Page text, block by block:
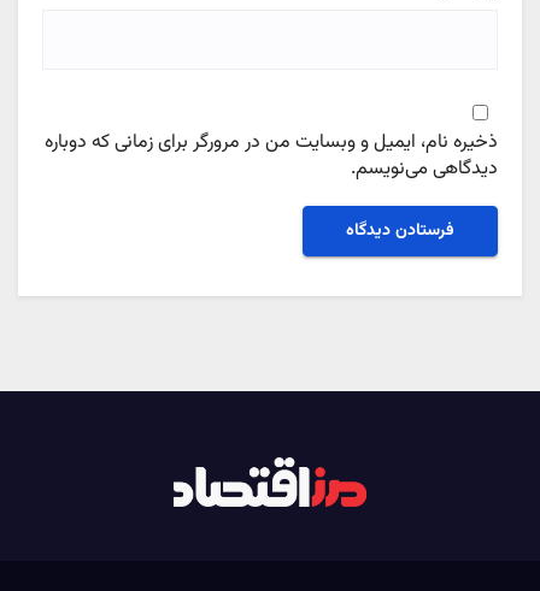
ذخیره نام، ایمیل و وبسایت من در مرورگر برای زمانی که دوباره
دیدگاهی می‌نویسم.